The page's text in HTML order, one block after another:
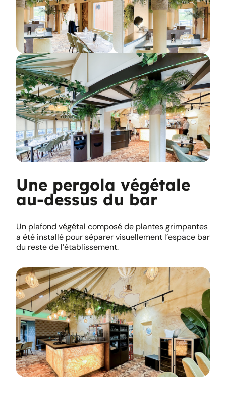
Une pergola végétale
au-dessus du bar
Un plafond végétal composé de plantes grimpantes
a été installé pour séparer visuellement l’espace bar
du reste de l’établissement.